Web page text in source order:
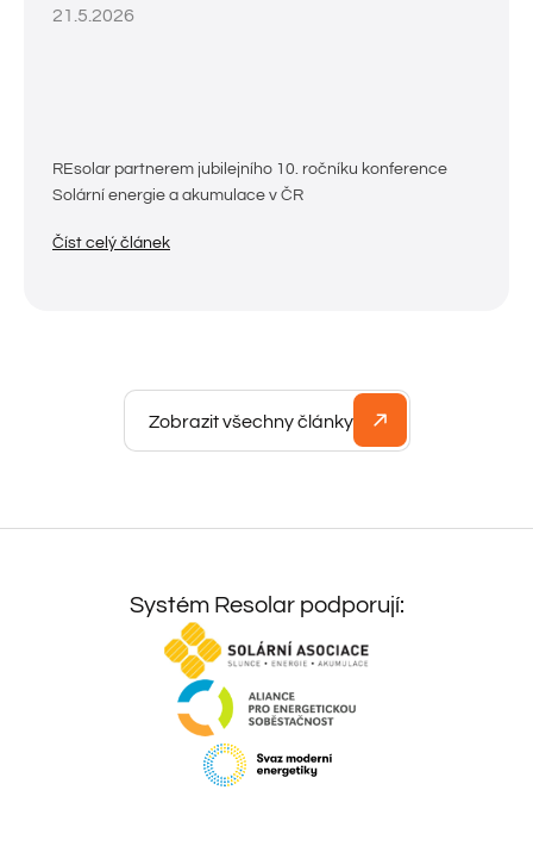
21.5.2026
REsolar partnerem jubilejního 10. ročníku konference
Solární energie a akumulace v ČR
Číst celý článek
Zobrazit všechny články
Systém Resolar podporují: